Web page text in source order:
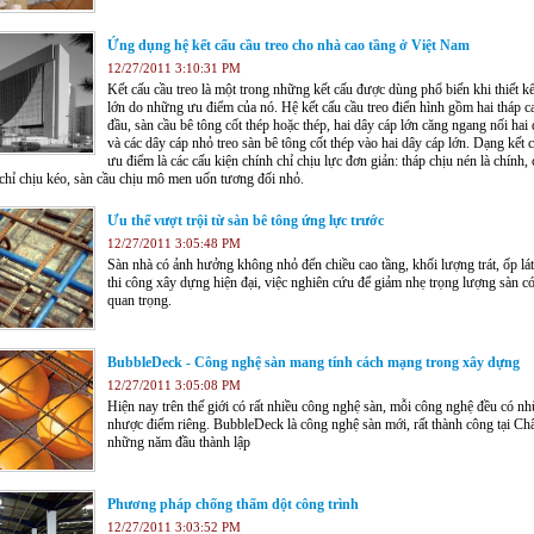
Ứng dụng hệ kết cấu cầu treo cho nhà cao tầng ở Việt Nam
12/27/2011 3:10:31 PM
Kết cấu cầu treo là một trong những kết cấu được dùng phổ biến khi thiết
lớn do những ưu điểm của nó. Hệ kết cấu cầu treo điển hình gồm hai tháp
đầu, sàn cầu bê tông cốt thép hoặc thép, hai dây cáp lớn căng ngang nối hai
và các dây cáp nhỏ treo sàn bê tông cốt thép vào hai dây cáp lớn. Dạng kết
ưu điểm là các cấu kiện chính chỉ chịu lực đơn giản: tháp chịu nén là chính,
chịu kéo, sàn cầu chịu mô men uốn tương đối nhỏ.
Ưu thế vượt trội từ sàn bê tông ứng lực trước
12/27/2011 3:05:48 PM
Sàn nhà có ảnh hưởng không nhỏ đến chiều cao tầng, khối lượng trát, ốp
thi công xây dựng hiện đại, việc nghiên cứu để giảm nhẹ trọng lượng sàn
quan trọng.
BubbleDeck - Công nghệ sàn mang tính cách mạng trong xây dựng
12/27/2011 3:05:08 PM
Hiện nay trên thế giới có rất nhiều công nghệ sàn, mỗi công nghệ đều có
nhược điểm riêng. BubbleDeck là công nghệ sàn mới, rất thành công tại
những năm đầu thành lập
Phương pháp chống thấm dột công trình
12/27/2011 3:03:52 PM